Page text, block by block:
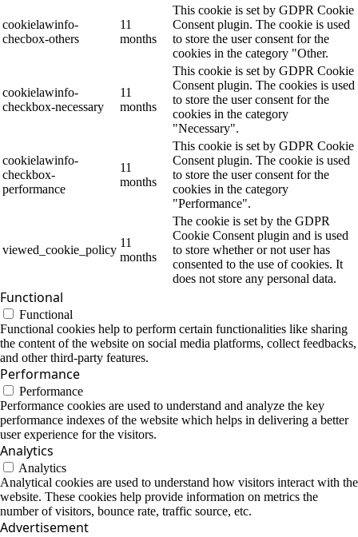
cookielawinfo-
checbox-others
11
months
This cookie is set by GDPR Cookie
Consent plugin. The cookie is used
to store the user consent for the
cookies in the category "Other.
cookielawinfo-
checkbox-necessary
11
months
This cookie is set by GDPR Cookie
Consent plugin. The cookies is used
to store the user consent for the
cookies in the category
"Necessary".
cookielawinfo-
checkbox-
performance
11
months
This cookie is set by GDPR Cookie
Consent plugin. The cookie is used
to store the user consent for the
cookies in the category
"Performance".
viewed_cookie_policy
11
months
The cookie is set by the GDPR
Cookie Consent plugin and is used
to store whether or not user has
consented to the use of cookies. It
does not store any personal data.
Functional
Functional
Functional cookies help to perform certain functionalities like sharing
the content of the website on social media platforms, collect feedbacks,
and other third-party features.
Performance
Performance
Performance cookies are used to understand and analyze the key
performance indexes of the website which helps in delivering a better
user experience for the visitors.
Analytics
Analytics
Analytical cookies are used to understand how visitors interact with the
website. These cookies help provide information on metrics the
number of visitors, bounce rate, traffic source, etc.
Advertisement